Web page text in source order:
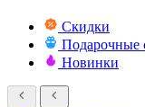
Скидки
Подарочные
Новинки